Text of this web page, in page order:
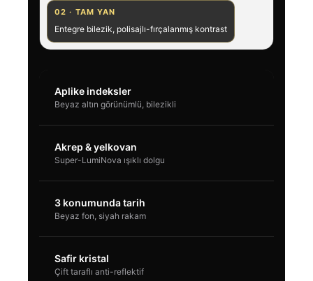
02 · TAM YAN
Entegre bilezik, polisajlı-fırçalanmış kontrast
Aplike indeksler
Beyaz altın görünümlü, bilezikli
Akrep & yelkovan
Super-LumiNova ışıklı dolgu
3 konumunda tarih
Beyaz fon, siyah rakam
Safir kristal
Çift taraflı anti-reflektif